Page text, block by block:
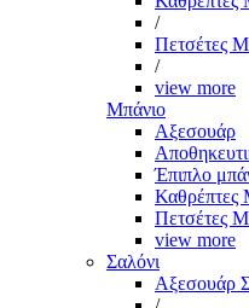
/
Πετσέτες
/
view more
Μπάνιο
Αξεσουάρ
Έπιπλο
Καθρέπτες
Πετσέτες
view more
Σαλόνι
Αξεσουάρ